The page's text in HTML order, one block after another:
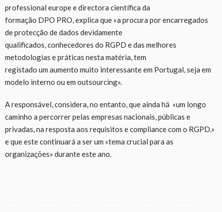
professional europe e directora científica da
formação DPO PRO, explica que «a procura por encarregados
de protecção de dados devidamente
qualificados, conhecedores do RGPD e das melhores
metodologias e práticas nesta matéria, tem
registado um aumento muito interessante em Portugal, seja em
modelo interno ou em outsourcing».
A responsável, considera, no entanto, que ainda há «um longo
caminho a percorrer pelas empresas nacionais, públicas e
privadas, na resposta aos requisitos e compliance com o RGPD.»
e que este continuará a ser um «tema crucial para as
organizações» durante este ano.